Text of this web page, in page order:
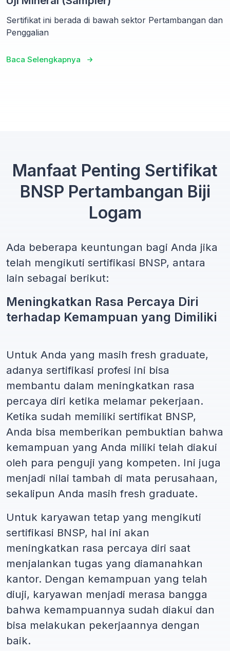
Sertifikat ini berada di bawah sektor Pertambangan dan
Penggalian
Baca Selengkapnya
Manfaat Penting Sertifikat
BNSP Pertambangan Biji
Logam
Ada beberapa keuntungan bagi Anda jika
telah mengikuti sertifikasi BNSP, antara
lain sebagai berikut:
Meningkatkan Rasa Percaya Diri
terhadap Kemampuan yang Dimiliki
Untuk Anda yang masih fresh graduate,
adanya sertifikasi profesi ini bisa
membantu dalam meningkatkan rasa
percaya diri ketika melamar pekerjaan.
Ketika sudah memiliki sertifikat BNSP,
Anda bisa memberikan pembuktian bahwa
kemampuan yang Anda miliki telah diakui
oleh para penguji yang kompeten. Ini juga
menjadi nilai tambah di mata perusahaan,
sekalipun Anda masih fresh graduate.
Untuk karyawan tetap yang mengikuti
sertifikasi BNSP, hal ini akan
meningkatkan rasa percaya diri saat
menjalankan tugas yang diamanahkan
kantor. Dengan kemampuan yang telah
diuji, karyawan menjadi merasa bangga
bahwa kemampuannya sudah diakui dan
bisa melakukan pekerjaannya dengan
baik.